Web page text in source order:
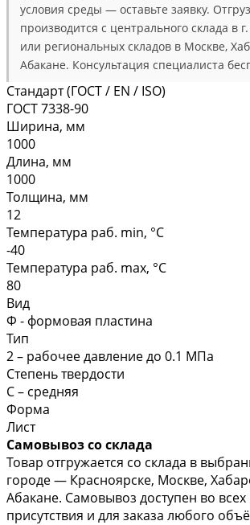
условия среды — оставьте заявку.
производится с центрального склада в
или региональных складов в Москве,
Абакане. Консультация специалиста
Стандарт (ГОСТ / EN / ISO)
ГОСТ 7338-90
Ширина, мм
1000
Длина, мм
1000
Толщина, мм
12
Температура раб. min, °C
-40
Температура раб. max, °C
80
Вид
Ф - формовая пластина
Тип
2 – рабочее давление до 0.1 МПа
Степень твердости
С – средняя
Форма
Лист
Самовывоз со склада
Товар отгружается со склада в
городе — Красноярске, Москве,
Абакане. Самовывоз доступен во всех
присутствия и для заказа любого